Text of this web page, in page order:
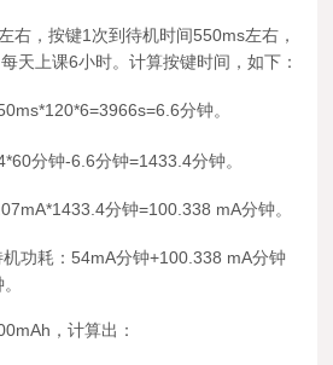
右，按键1次到待机时间550ms左右，
天上课6小时。计算按键时间，如下：
分钟。
分钟-6.6分钟=1433.4分钟。
分钟=100.338 mA分钟。
功耗：54mA分钟+100 .338 mA分钟
，计算出：